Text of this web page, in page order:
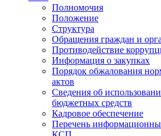
Полномочия
Положение
Структура
Обращения граждан и
Противодействие
Информация о закупках
Порядок обжалования
актов
Сведения об
бюджетных средств
Кадровое обеспечение
Перечень